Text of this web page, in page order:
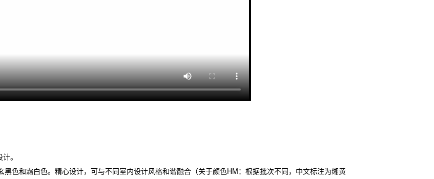
。
色和霜白色。精心设计，可与不同室内设计风格和谐融合（关于颜色HM：根据批次不同，中文标注为缃黄